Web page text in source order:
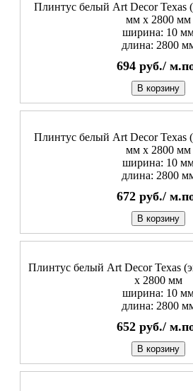
Плинтус белый Art Decor Texas
мм х 2800 мм
ширина: 10
длина: 2800
694 руб./
В корзину
Плинтус белый Art Decor Texas
мм х 2800 мм
ширина: 10
длина: 2800
672 руб./
В корзину
Плинтус белый Art Decor Texas
х 2800 мм
ширина: 10
длина: 2800
652 руб./
В корзину